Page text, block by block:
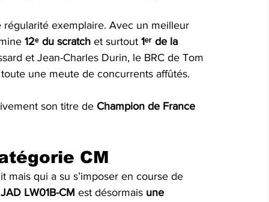
régularité exemplaire. Avec un meilleur
12ᵉ du scratch et surtout 1ᵉʳ de la
et Jean-Charles Durin, le BRC de Tom
une meute de concurrents affûtés.
son titre de Champion de France
CM
qui a su s’imposer en course de
JAD LW01B-CM est désormais une